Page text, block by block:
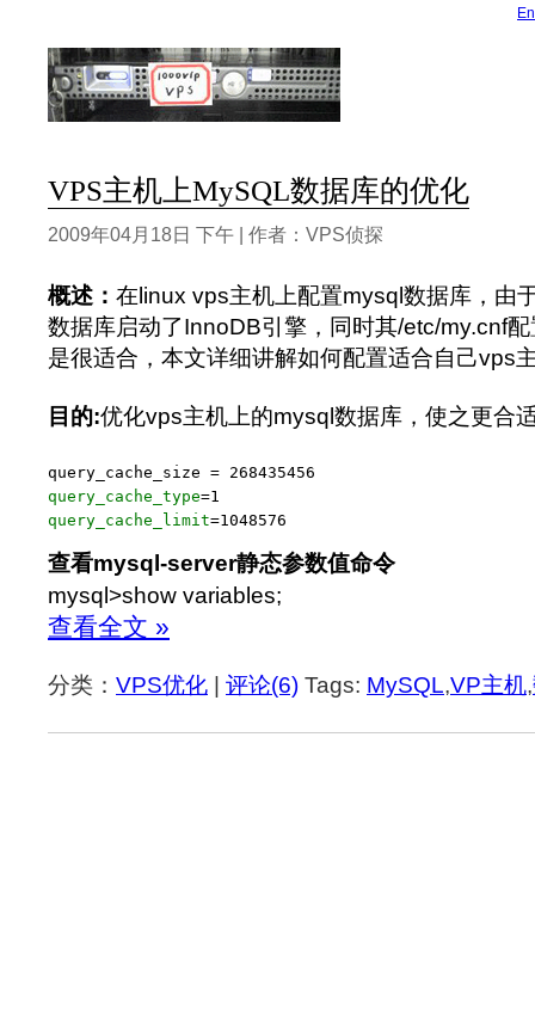
VPS主机上MySQL数据库的优化
2009年04月18日 下午 | 作者：VPS侦探
概述： 在linux vps主机上配置mysql数据库，由
数据库启动了InnoDB引擎，同时其/etc/my.cnf
是很适合，本文详细讲解如何配置适合自己vps
目的:优化vps主机上的mysql数据库，使之更合
query_cache_size = 268435456
query_cache_type=1
query_cache_limit=1048576
查看mysql-server静态参数值命令
mysql>show variables;
查看全文 »
分类： VPS优化 评论(6) Tags: MySQL,VP主机,